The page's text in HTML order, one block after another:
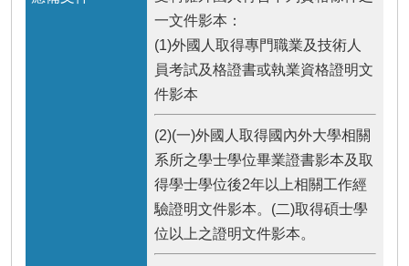
一文件影本：
(1)外國人取得專門職業及技術人
員考試及格證書或執業資格證明文
件影本
(2)(一)外國人取得國內外大學相關
系所之學士學位畢業證書影本及取
得學士學位後2年以上相關工作經
驗證明文件影本。(二)取得碩士學
位以上之證明文件影本。